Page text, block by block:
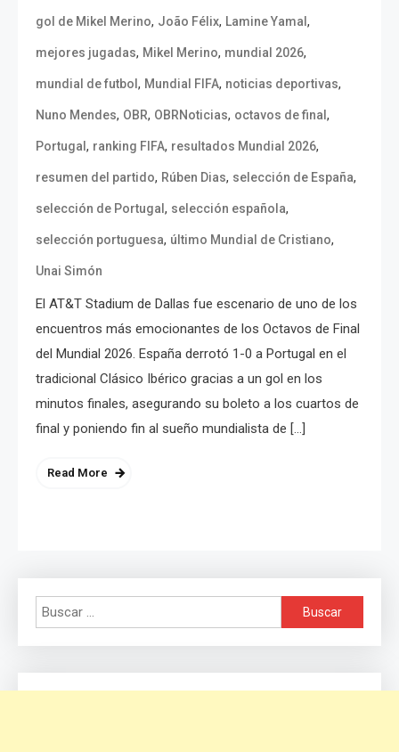
gol de Mikel Merino, João Félix, Lamine Yamal ,
mejores jugadas, Mikel Merino, mundial 2026,
mundial de futbol , Mundial FIFA, noticias deportivas,
Nuno Mendes, OBR, OBRNoticias, octavos de final ,
Portugal , ranking FIFA, resultados Mundial 2026,
resumen del partido, Rúben Dias, selección de España,
selección de Portugal , selección española,
selección portuguesa, último Mundial de Cristiano,
Unai Simón
El AT&T Stadium de Dallas fue escenario de uno de los
encuentros más emocionantes de los Octavos de Final
del Mundial 2026. España derrotó 1-0 a Portugal en el
tradicional Clásico Ibérico gracias a un gol en los
minutos finales, asegurando su boleto a los cuartos de
final y poniendo fin al sueño mundialista de […]
Read More
Buscar: